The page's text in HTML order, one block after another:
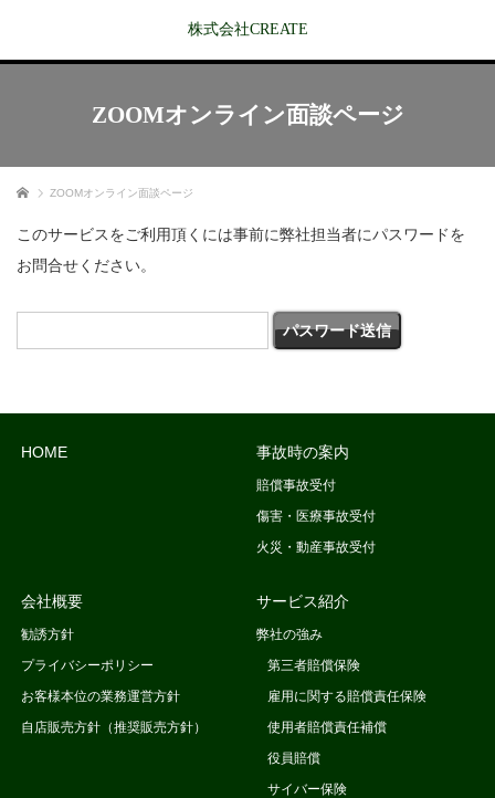
株式会社CREATE
ZOOMオンライン面談ページ
ホーム ZOOMオンライン面談ページ
このサービスをご利用頂くには事前に弊社担当者にパスワードを
お問合せください。
HOME 事故時の案内
賠償事故受付
傷害・医療事故受付
火災・動産事故受付
会社概要
勧誘方針
プライバシーポリシー
お客様本位の業務運営方針
自店販売方針（推奨販売方針）
サービス紹介
弊社の強み
第三者賠償保険
雇用に関する賠償責任保険
使用者賠償責任補償
役員賠償
サイバー保険